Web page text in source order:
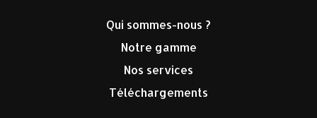
Qui sommes-nous ?
Notre gamme
Nos services
Téléchargements